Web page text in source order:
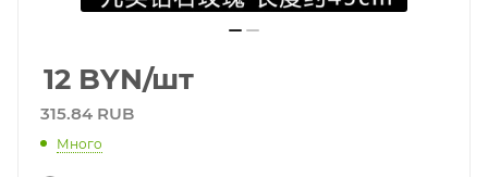
12 BYN/шт
315.84 RUB
Много